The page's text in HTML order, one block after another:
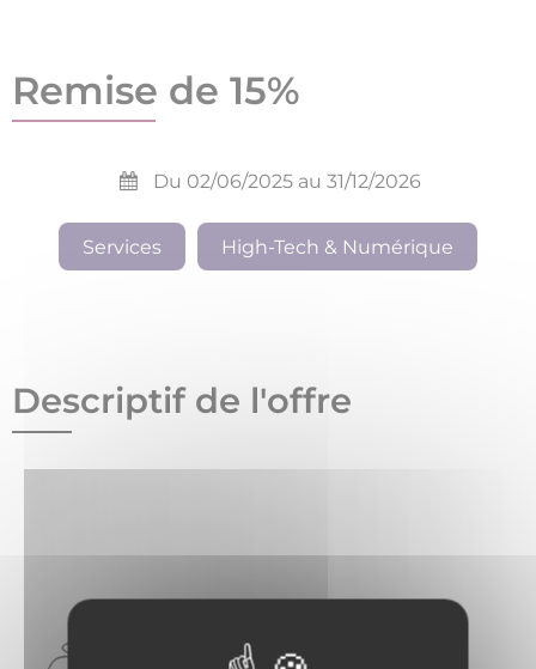
Remise de 15%
Du 02/06/2025 au 31/12/2026
Services High-Tech & Numérique
Descriptif de l'offre